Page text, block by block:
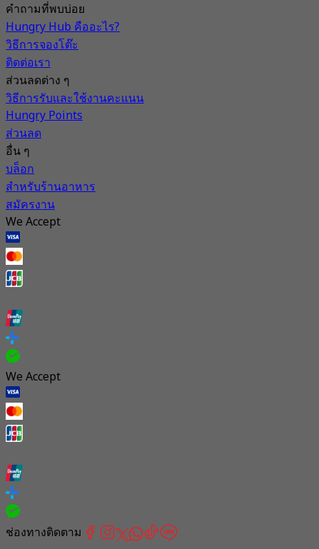
คำถามที่พบบ่อย
Hungry Hub คืออะไร?
วิธีการจองโต๊ะ
ติดต่อเรา
ส่วนลดต่าง ๆ
วิธีการรับและใช้งานคะแนน
Hungry Points
ส่วนลด
อื่น ๆ
บล็อก
สำหรับร้านอาหาร
สมัครงาน
We Accept
We Accept
ช่องทางติดตาม